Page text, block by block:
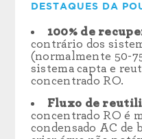
DESTAQUES DA
100% de
contrário dos
(normalmente 50-
sistema capta e
concentrado RO.
Fluxo de
concentrado RO é
condensado AC de